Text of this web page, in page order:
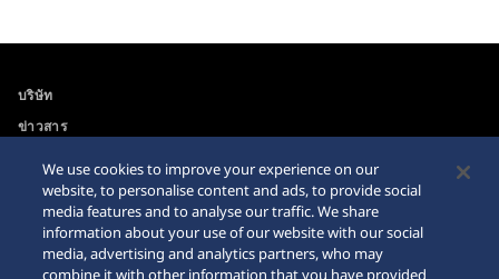
บริษัท
ข่าวสาร
ความสามารถในการเข้าถึง
ข่าวสาร
คำเตือนเกี่ยวกับการซื้อ
นาฬิกาบนอินเตอร์เนท
We use cookies to improve your experience on our
website, to personalise content and ads, to provide social
media features and to analyse our traffic. We share
information about your use of our website with our social
media, advertising and analytics partners, who may
combine it with other information that you have provided